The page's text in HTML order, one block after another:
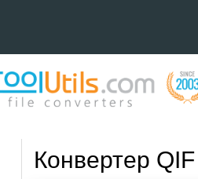
Конвертер